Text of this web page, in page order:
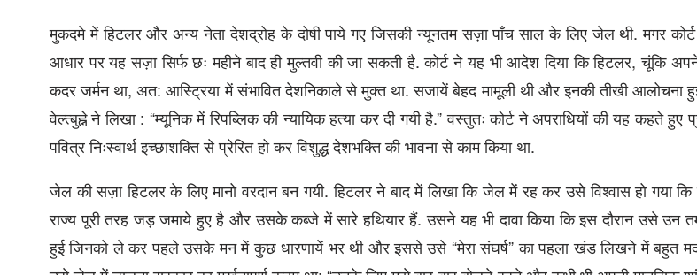
मुकदमे में हिटलर और अन्य नेता देशद्रोह के दोषी पाये गए जिसकी न्यूनतम सज़ा पाँच साल के लिए जेल थी. मगर
आधार पर यह सज़ा सिर्फ छः महीने बाद ही मुल्तवी की जा सकती है. कोर्ट ने यह भी आदेश दिया कि हिटलर, चूंकि
कदर जर्मन था, अत: आस्ट्रिया में संभावित देशनिकाले से मुक्त था. सजायें बेहद मामूली थी और इनकी तीखी आलोचना हुई
वेल्त्बुह्ने ने लिखा : “म्‍यूनिक में रिपब्लिक की न्यायिक हत्या कर दी गयी है.” वस्तुतः कोर्ट ने अपराधियों की यह कहते हुए
पवित्र निःस्वार्थ इच्छाशक्ति से प्रेरित हो कर विशुद्ध देशभक्ति की भावना से काम किया था.
जेल की सज़ा हिटलर के लिए मानो वरदान बन गयी. हिटलर ने बाद में लिखा कि जेल में रह कर उसे विश्वास हो गया कि
राज्य पूरी तरह जड़ जमाये हुए है और उसके कब्जे में सारे हथियार हैं. उसने यह भी दावा किया कि इस दौरान उसे उन
हुई जिनको ले कर पहले उसके मन में कुछ धारणायें भर थी और इससे उसे “मेरा संघर्ष” का पहला खंड लिखने में बहुत